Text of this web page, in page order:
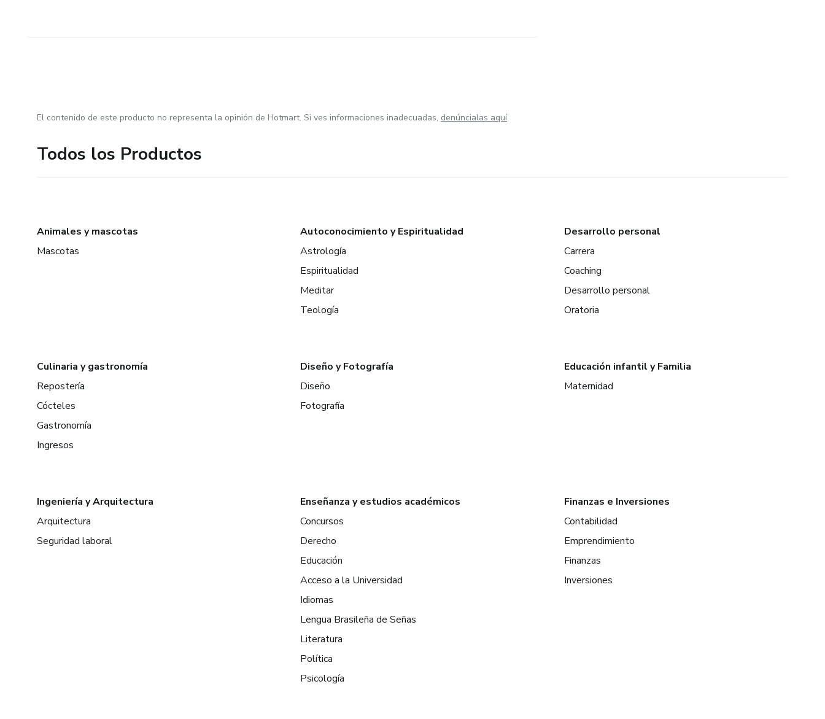
El contenido de este producto no representa la opinión de Hotmart. Si ves informaciones inadecuadas, denúncialas aquí
Todos los Productos
Animales y mascotas
Mascotas
Autoconocimiento y Espiritualidad
Astrología
Espiritualidad
Meditar
Teología
Desarrollo personal
Carrera
Coaching
Desarrollo personal
Oratoria
Culinaria y gastronomía
Repostería
Cócteles
Gastronomía
Ingresos
Diseño y Fotografía
Diseño
Fotografía
Educación infantil y Familia
Maternidad
Ingeniería y Arquitectura
Arquitectura
Seguridad laboral
Enseñanza y estudios académicos
Concursos
Derecho
Educación
Acceso a la Universidad
Idiomas
Lengua Brasileña de Señas
Literatura
Política
Psicología
Finanzas e Inversiones
Contabilidad
Emprendimiento
Finanzas
Inversiones